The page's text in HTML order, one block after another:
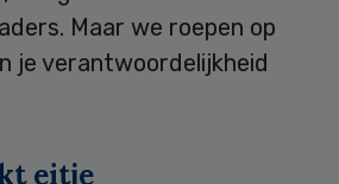
Maar we roepen op
je verantwoordelijkheid
eitje